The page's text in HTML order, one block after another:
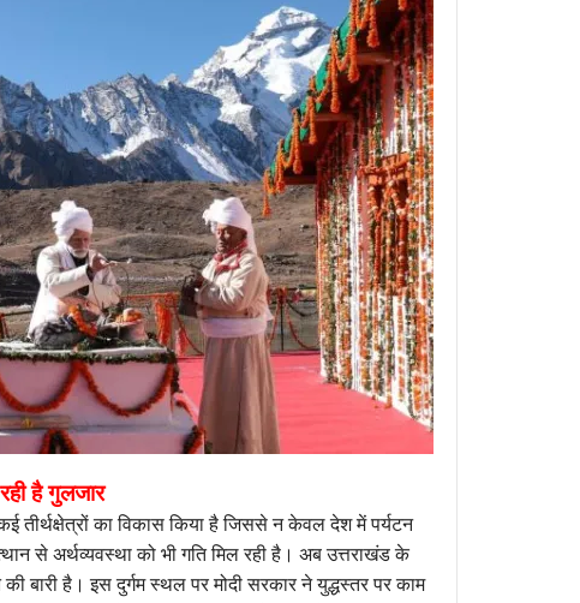
है गुलजार
तीर्थक्षेत्रों का विकास किया है जिससे न केवल देश में पर्यटन
से अर्थव्यवस्था को भी गति मिल रही है। अब उत्तराखंड के
बारी है। इस दुर्गम स्थल पर मोदी सरकार ने युद्धस्तर पर काम